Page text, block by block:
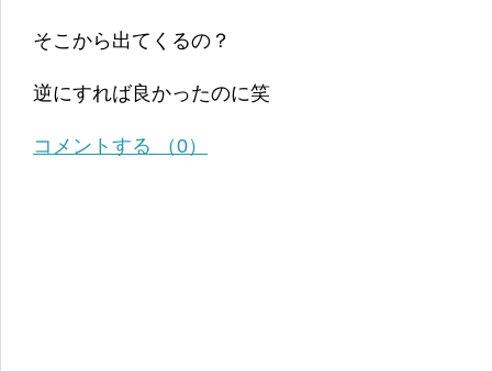
そこから出てくるの？
逆にすれば良かったのに笑
コメントする （0）